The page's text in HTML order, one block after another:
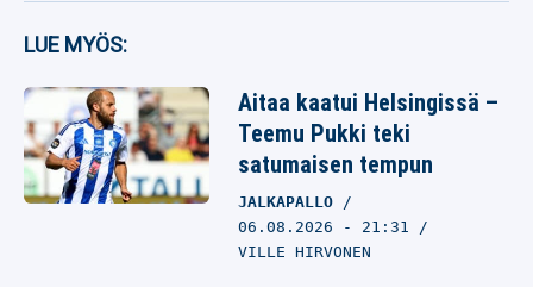
LUE MYÖS:
Aitaa kaatui Helsingissä –
Teemu Pukki teki
satumaisen tempun
JALKAPALLO
06.08.2026 - 21:31
VILLE HIRVONEN